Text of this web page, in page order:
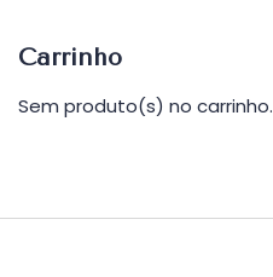
Carrinho
Sem produto(s) no carrinho.